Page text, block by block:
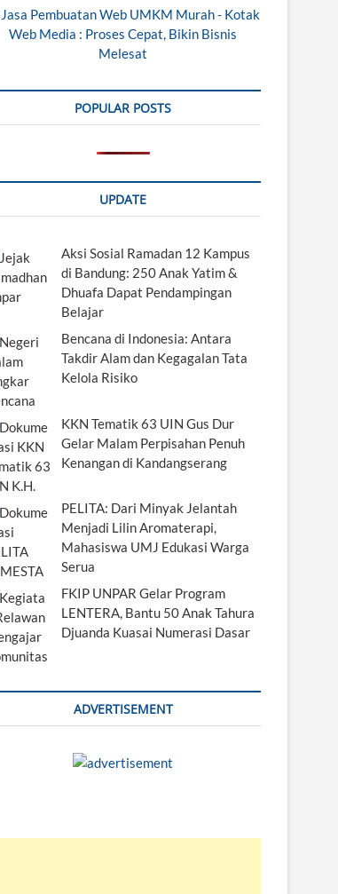
POPULAR POSTS
UPDATE
Aksi Sosial Ramadan 12 Kampus
di Bandung: 250 Anak Yatim &
Dhuafa Dapat Pendampingan
Belajar
Bencana di Indonesia: Antara
Takdir Alam dan Kegagalan Tata
Kelola Risiko
KKN Tematik 63 UIN Gus Dur
Gelar Malam Perpisahan Penuh
Kenangan di Kandangserang
PELITA: Dari Minyak Jelantah
Menjadi Lilin Aromaterapi,
Mahasiswa UMJ Edukasi Warga
Serua
FKIP UNPAR Gelar Program
LENTERA, Bantu 50 Anak Tahura
Djuanda Kuasai Numerasi Dasar
ADVERTISEMENT